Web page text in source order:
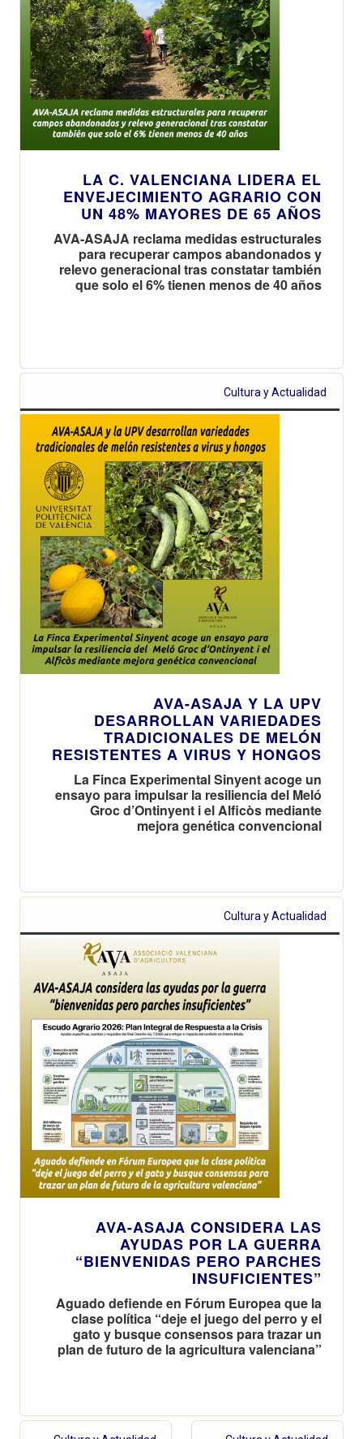
LA C. VALENCIANA LIDERA EL
ENVEJECIMIENTO AGRARIO CON
UN 48% MAYORES DE 65 AÑOS
AVA-ASAJA reclama medidas estructurales
para recuperar campos abandonados y
relevo generacional tras constatar también
que solo el 6% tienen menos de 40 años
Cultura y Actualidad
AVA-ASAJA Y LA UPV
DESARROLLAN VARIEDADES
TRADICIONALES DE MELÓN
RESISTENTES A VIRUS Y HONGOS
La Finca Experimental Sinyent acoge un
ensayo para impulsar la resiliencia del Meló
Groc d’Ontinyent i el Alficòs mediante
mejora genética convencional
Cultura y Actualidad
AVA-ASAJA CONSIDERA LAS
AYUDAS POR LA GUERRA
“BIENVENIDAS PERO PARCHES
INSUFICIENTES”
Aguado defiende en Fórum Europea que la
clase política “deje el juego del perro y el
gato y busque consensos para trazar un
plan de futuro de la agricultura valenciana”